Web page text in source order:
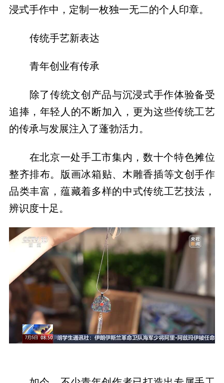
浸式手作中，定制一枚独一无二的个人印章。
传统手艺新表达
青年创业有传承
除了传统文创产品与沉浸式手作体验备受
追捧，年轻人的不断加入，更为这些传统工艺
的传承与发展注入了蓬勃活力。
在北京一处手工市集内，数十个特色摊位
整齐排布。版画冰箱贴、木雕香插等文创手作
品类丰富，蕴藏着多样的中式传统工艺技法，
辨识度十足。